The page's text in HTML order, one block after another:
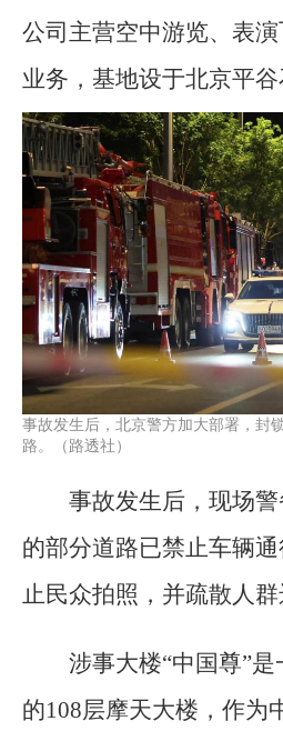
公司主营空中游览、表
业务，基地设于北京平谷
事故发生后，北京警方加大部署，封
路。（路透社）
事故发生后，现场
的部分道路已禁止车辆
止民众拍照，并疏散人群
涉事大楼“中国尊”
的108层摩天大楼，作为